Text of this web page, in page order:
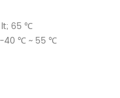
lt; 65 ℃
40 ℃ ~ 55 ℃